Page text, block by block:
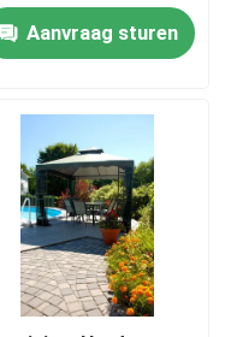
Aanvraag sturen